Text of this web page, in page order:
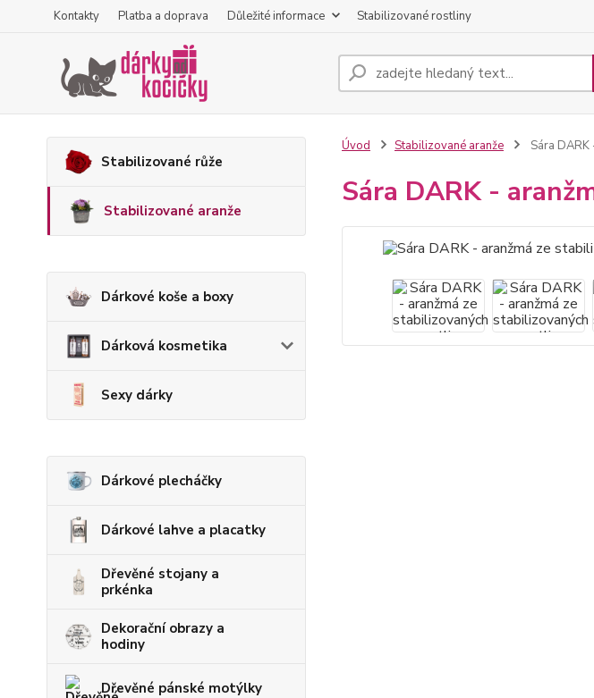
Kontakty Platba a doprava Důležité informace Stabilizované rostliny
Stabilizované růže
Stabilizované aranže
Dárkové koše a boxy
Dárková kosmetika
Sexy dárky
Dárkové plecháčky
Dárkové lahve a placatky
Dřevěné stojany a
prkénka
Dekorační obrazy a
hodiny
Dřevěné pánské motýlky
Úvod Stabilizované aranže Sára
Sára DARK -